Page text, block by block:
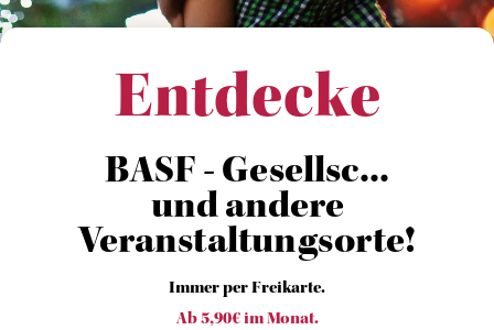
Entdecke
BASF - Gesellsc...
und andere
Veranstaltungsorte!
Immer per Freikarte.
Ab 5,90€ im Monat.